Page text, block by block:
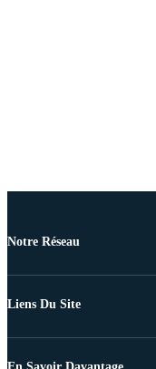
Notre Réseau
Liens Du Site